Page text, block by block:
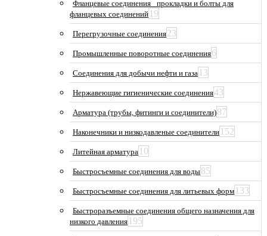
Фланцевые соединения_ прокладки и болты для
фланцевых соединений 19
Перегрузочные соединения23
Промышленные поворотные соединения6
Соединения для добычи нефти и газа 13
Нержавеющие гигиенические соединения43
Арматура (трубы, фитинги и соединители)87
Наконечники и низкодавленые соединители 152
Литейная арматура 10
Быстросъемные соединения для воды85
Быстросъемные соединения для литьевых форм 133
Быстроразъемные соединения общего назначения для
низкого давления 195